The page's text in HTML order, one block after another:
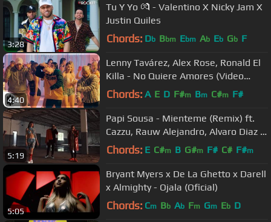
3:28
Tu Y Yo 💏 - Valentino X Nicky Jam X
Justin Quiles
Chords: Db Bbm Ebm Ab Eb Gb F
4:40
Lenny Tavárez, Alex Rose, Ronald El
Killa - No Quiere Amores (Video
Oficial)
Chords: A E D F#m Bm C#m F#
5:19
Papi Sousa - Mienteme (Remix) ft.
Cazzu, Rauw Alejandro, Alvaro Diaz &
Lyanno [Official Video]
Chords: E C#m B G#m F# C# F#m
5:05
Bryant Myers x De La Ghetto x Darell
x Almighty - Ojala (Oficial)
Chords: Cm Bb Ab Fm Gm Eb D